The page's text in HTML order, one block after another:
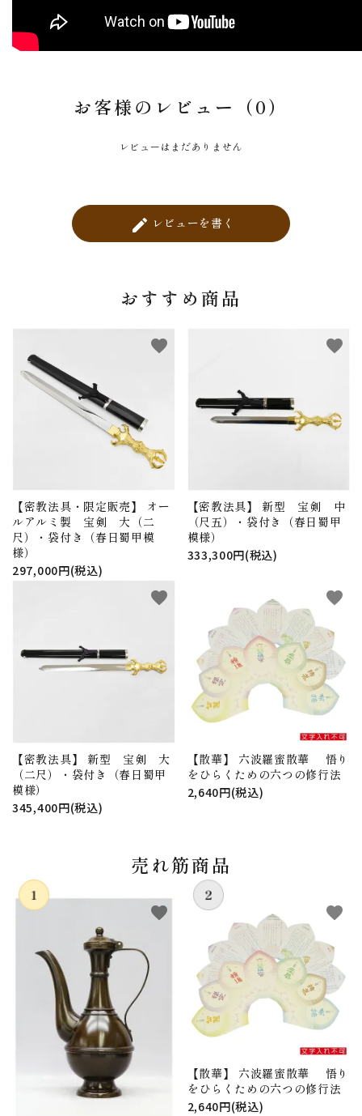
お客様のレビュー（0）
レビューはまだありません
create レビューを書く
おすすめ商品
【密教法具・限定販売】 オー
ルアルミ製 宝剣 大（二
尺）・袋付き（春日蜀甲模
様）
297,000円(税込)
favorite
【密教法具】 新型 宝剣 中
（尺五）・袋付き（春日蜀甲
模様）
333,300円(税込)
favorite
【密教法具】 新型 宝剣 大
（二尺）・袋付き（春日蜀甲
模様）
345,400円(税込)
favorite
【散華】 六波羅蜜散華 悟り
をひらくための六つの修行法
2,640円(税込)
favorite
売れ筋商品
favorite
【散華】 六波羅蜜散華 悟り
をひらくための六つの修行法
2,640円(税込)
favorite